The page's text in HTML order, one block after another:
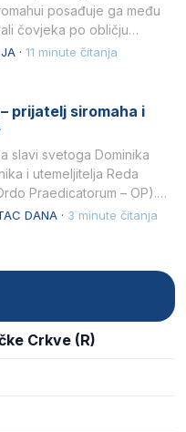
posađuje ga među
čovjeka po obličju
· 11 minute čitanja
prijatelj siromaha i
slavi svetoga Dominika
i utemeljitelja Reda
Praedicatorum – OP).
ljubavlju prema
DANA · 3 minute čitanja
Crkve (R)